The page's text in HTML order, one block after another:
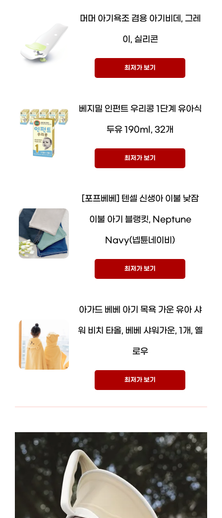
머머 아기욕조 겸용 아기비데, 그레
이, 실리콘
최저가 보기
베지밀 인펀트 우리콩 1단계 유아식
두유 190ml, 32개
최저가 보기
[포프베베] 텐셀 신생아 이불 낮잠
이불 아기 블랭킷, Neptune
Navy(넵튠네이비)
최저가 보기
아가드 베베 아기 목욕 가운 유아 샤
워 비치 타올, 베베 샤워가운, 1개, 옐
로우
최저가 보기